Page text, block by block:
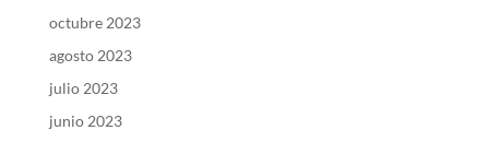
octubre 2023
agosto 2023
julio 2023
junio 2023